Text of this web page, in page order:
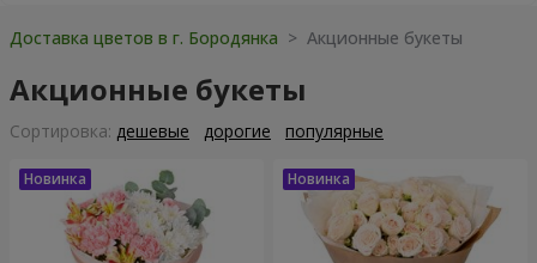
Доставка цветов в г. Бородянка > Акционные букеты
Акционные букеты
Cортировка: дешевые дорогие популярные